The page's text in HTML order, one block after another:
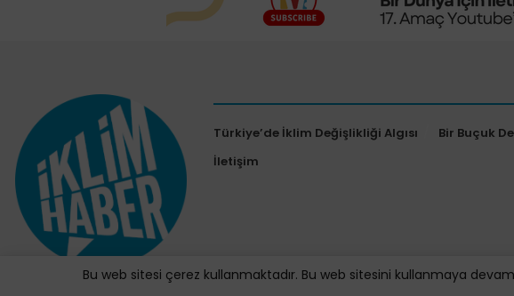
Türkiye’de İklim Değişlikliği Algısı Bir Buçuk
İletişim
Bu web sitesi çerez kullanmaktadır. Bu web sitesini kullanmaya